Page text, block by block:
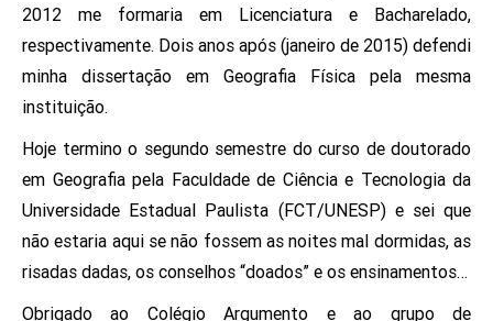
2012 me formaria em Licenciatura e Bacharelado,
respectivamente. Dois anos após (janeiro de 2015) defendi
minha dissertação em Geografia Física pela mesma
instituição.
Hoje termino o segundo semestre do curso de doutorado
em Geografia pela Faculdade de Ciência e Tecnologia da
Universidade Estadual Paulista (FCT/UNESP) e sei que
não estaria aqui se não fossem as noites mal dormidas, as
risadas dadas, os conselhos “doados” e os ensinamentos…
Obrigado ao Colégio Argumento e ao grupo de